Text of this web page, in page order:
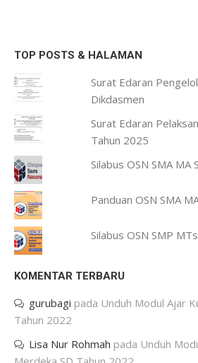
TOP POSTS & HALAMAN
Surat Edaran
Dikdasmen
Surat Edaran
Tahun 2025
Silabus OSN SMA MA
Panduan OSN SMA
Silabus OSN SMP
KOMENTAR TERBARU
gurubagi pada Unduh Modul Ajar
Tahun 2022
Lisa Nur Rohmah pada Unduh